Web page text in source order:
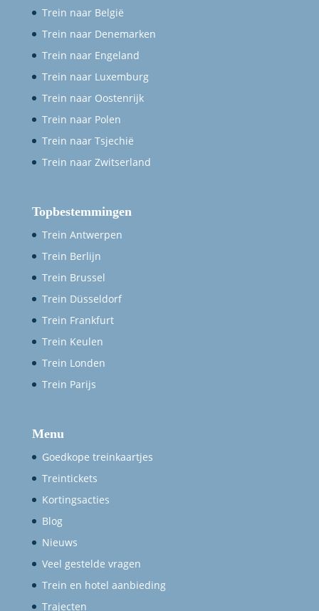
Trein naar België
Trein naar Denemarken
Trein naar Engeland
Trein naar Luxemburg
Trein naar Oostenrijk
Trein naar Polen
Trein naar Tsjechië
Trein naar Zwitserland
Topbestemmingen
Trein Antwerpen
Trein Berlijn
Trein Brussel
Trein Düsseldorf
Trein Frankfurt
Trein Keulen
Trein Londen
Trein Parijs
Menu
Goedkope treinkaartjes
Treintickets
Kortingsacties
Blog
Nieuws
Veel gestelde vragen
Trein en hotel aanbieding
Trajecten